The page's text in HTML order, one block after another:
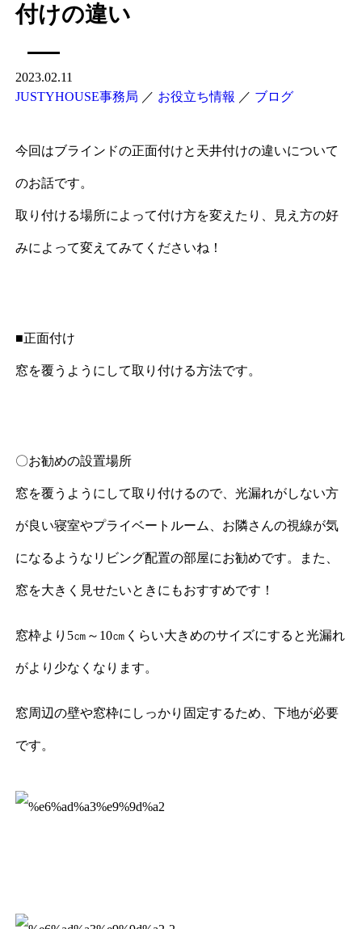
付けの違い
2023.02.11
JUSTYHOUSE事務局 ／ お役立ち情報 ／ ブログ
今回はブラインドの正面付けと天井付けの違いについて
のお話です。
取り付ける場所によって付け方を変えたり、見え方の好
みによって変えてみてくださいね！
■正面付け
窓を覆うようにして取り付ける方法です。
〇お勧めの設置場所
窓を覆うようにして取り付けるので、光漏れがしない方
が良い寝室やプライベートルーム、お隣さんの視線が気
になるようなリビング配置の部屋にお勧めです。また、
窓を大きく見せたいときにもおすすめです！
窓枠より5㎝～10㎝くらい大きめのサイズにすると光漏れ
がより少なくなります。
窓周辺の壁や窓枠にしっかり固定するため、下地が必要
です。